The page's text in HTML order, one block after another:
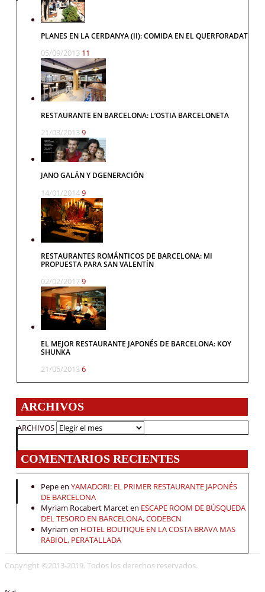
PLANES EN LA CERDANYA (II): COMIDA EN EL QUERFORADAT
05/09/2013 11
RESTAURANTE EN BARCELONA: L’OSTIA BARCELONETA
21/03/20139
JANO GALÁN Y DGENERACIÓN
14/01/20149
RESTAURANTES ROMÁNTICOS DE BARCELONA: MI
PROPUESTA PARA SAN VALENTÍN
02/02/20179
EL MEJOR RESTAURANTE JAPONÉS DE BARCELONA: KOY
SHUNKA
21/05/20136
ARCHIVOS
ARCHIVOS
COMENTARIOS RECIENTES
Pepeen YAMADORI: EL PRIMER RESTAURANTE JAPONÉS
DE BARCELONA
Myriam Rocabert Marceten ESCAPE ROOM DE BÚSQUEDA
DEL TESORO EN BARCELONA, CODEBCN
Myriam en HOTEL BOUTIQUE EN LA COSTA BRAVA MAS
RABIOL, PERATALLADA
Copyright ©2013-2019. Todos los derechos reservados.